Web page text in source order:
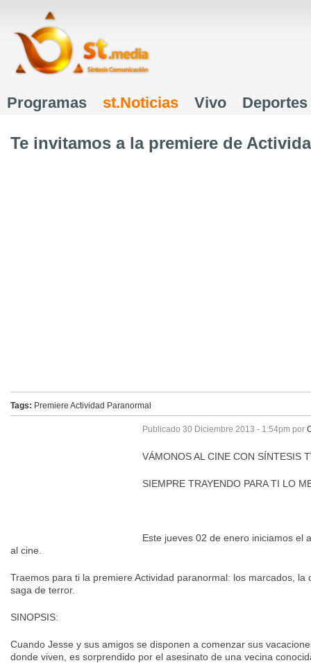
Menú principal
Programas st.Noticias Vivo Deportes
Te invitamos a la premiere de
Tags: Premiere Actividad Paranormal
Publicado 30 Diciembre 2013 - 1:54pm por
VÁMONOS AL CINE CON SÍNTESIS
SIEMPRE TRAYENDO PARA TI LO
Este jueves 02 de enero iniciamos el
al cine.
Traemos para ti la premiere Actividad paranormal: los marcados, la
saga de terror.
SINOPSIS:
Cuando Jesse y sus amigos se disponen a comenzar sus
donde viven, es sorprendido por el asesinato de una vecina